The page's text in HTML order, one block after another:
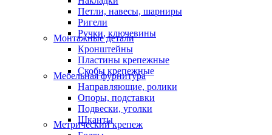
Петли, навесы, шарниры
Ригели
Ручки, ключевины
Монтажные детали
Кронштейны
Пластины крепежные
Скобы крепежные
Мебельная фурнитура
Направляющие, ролики
Опоры, подставки
Подвески, уголки
Шканты
Метрический крепеж